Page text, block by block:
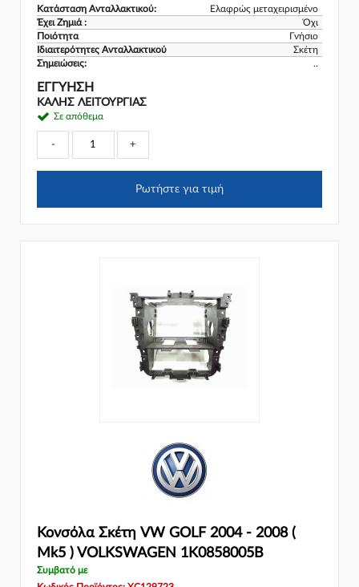
Κατάσταση Ανταλλακτικού:
Ελαφρώς μεταχειρισμένο
Έχει Ζημιά :
Όχι
Ποιότητα
Γνήσιο
Ιδιαιτερότητες Ανταλλακτικού
Σκέτη
Σημειώσεις:
..
ΕΓΓΎΗΣΗ
ΚΑΛΗΣ ΛΕΙΤΟΥΡΓΙΑΣ
Σε απόθεμα
- +
Ρωτήστε για τιμή
Κονσόλα Σκέτη VW GOLF 2004 - 2008 (
Mk5 ) VOLKSWAGEN 1K0858005B
Συμβατό με